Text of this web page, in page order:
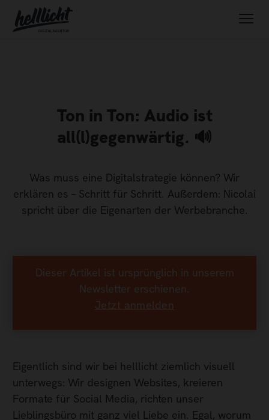
Ton in Ton: Audio ist
all(l)gegenwärtig. 🔊
Was muss eine Digitalstrategie können? Wir
erklären es – Schritt für Schritt. Außerdem: Nicolai
spricht über die Eigenarten der Werbebranche.
Dieser Artikel ist ursprünglich in unserem
Newsletter erschienen.
Jetzt anmelden
Eigentlich sind wir bei helllicht ziemlich visuell
unterwegs: Wir designen Websites, kreieren
Formate für Social Media, richten unser
Lieblingsbüro mit ganz viel Liebe ein. Egal, worum